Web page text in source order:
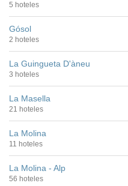
5 hoteles
Gósol
2 hoteles
La Guingueta D'àneu
3 hoteles
La Masella
21 hoteles
La Molina
11 hoteles
La Molina - Alp
56 hoteles